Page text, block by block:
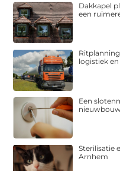
Dakkapel
een
logistiek
Een
Sterilisatie
Arnhem